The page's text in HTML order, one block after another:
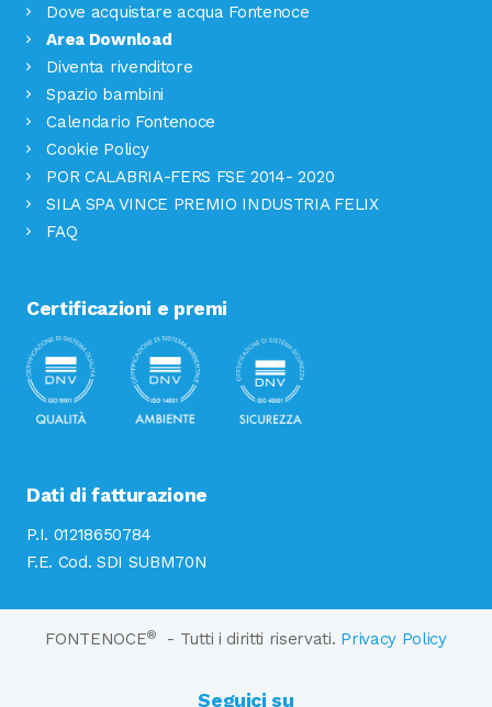
Dove acquistare acqua Fontenoce
Area Download
Diventa rivenditore
Spazio bambini
Calendario Fontenoce
Cookie Policy
POR CALABRIA-FERS FSE 2014- 2020
SILA SPA VINCE PREMIO INDUSTRIA FELIX
FAQ
Certificazioni e premi
Dati di fatturazione
P.I. 01218650784
F.E. Cod. SDI SUBM70N
FONTENOCE® - Tutti i diritti riservati. Privacy Policy
Seguici su